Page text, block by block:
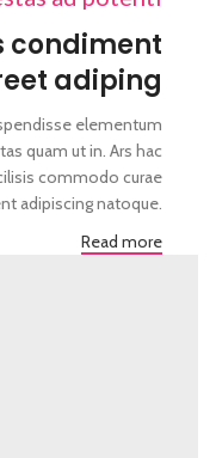
condiment
adiping
elementum
quam ut in. Ars hac
commodo curae
adipiscing natoque.
Read more